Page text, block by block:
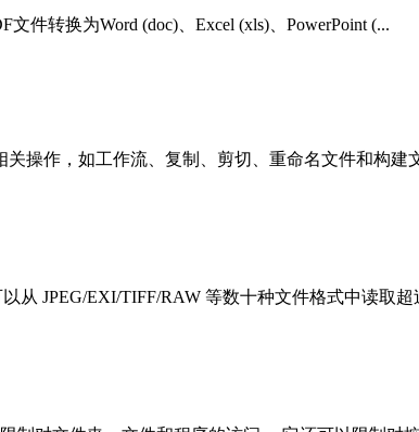
件转换为Word (doc)、Excel (xls)、PowerPoint (...
关操作，如工作流、复制、剪切、重命名文件和构建
从 JPEG/EXI/TIFF/RAW 等数十种文件格式中读取超